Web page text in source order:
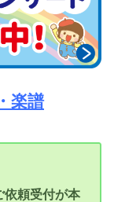
楽譜
依頼受付が本